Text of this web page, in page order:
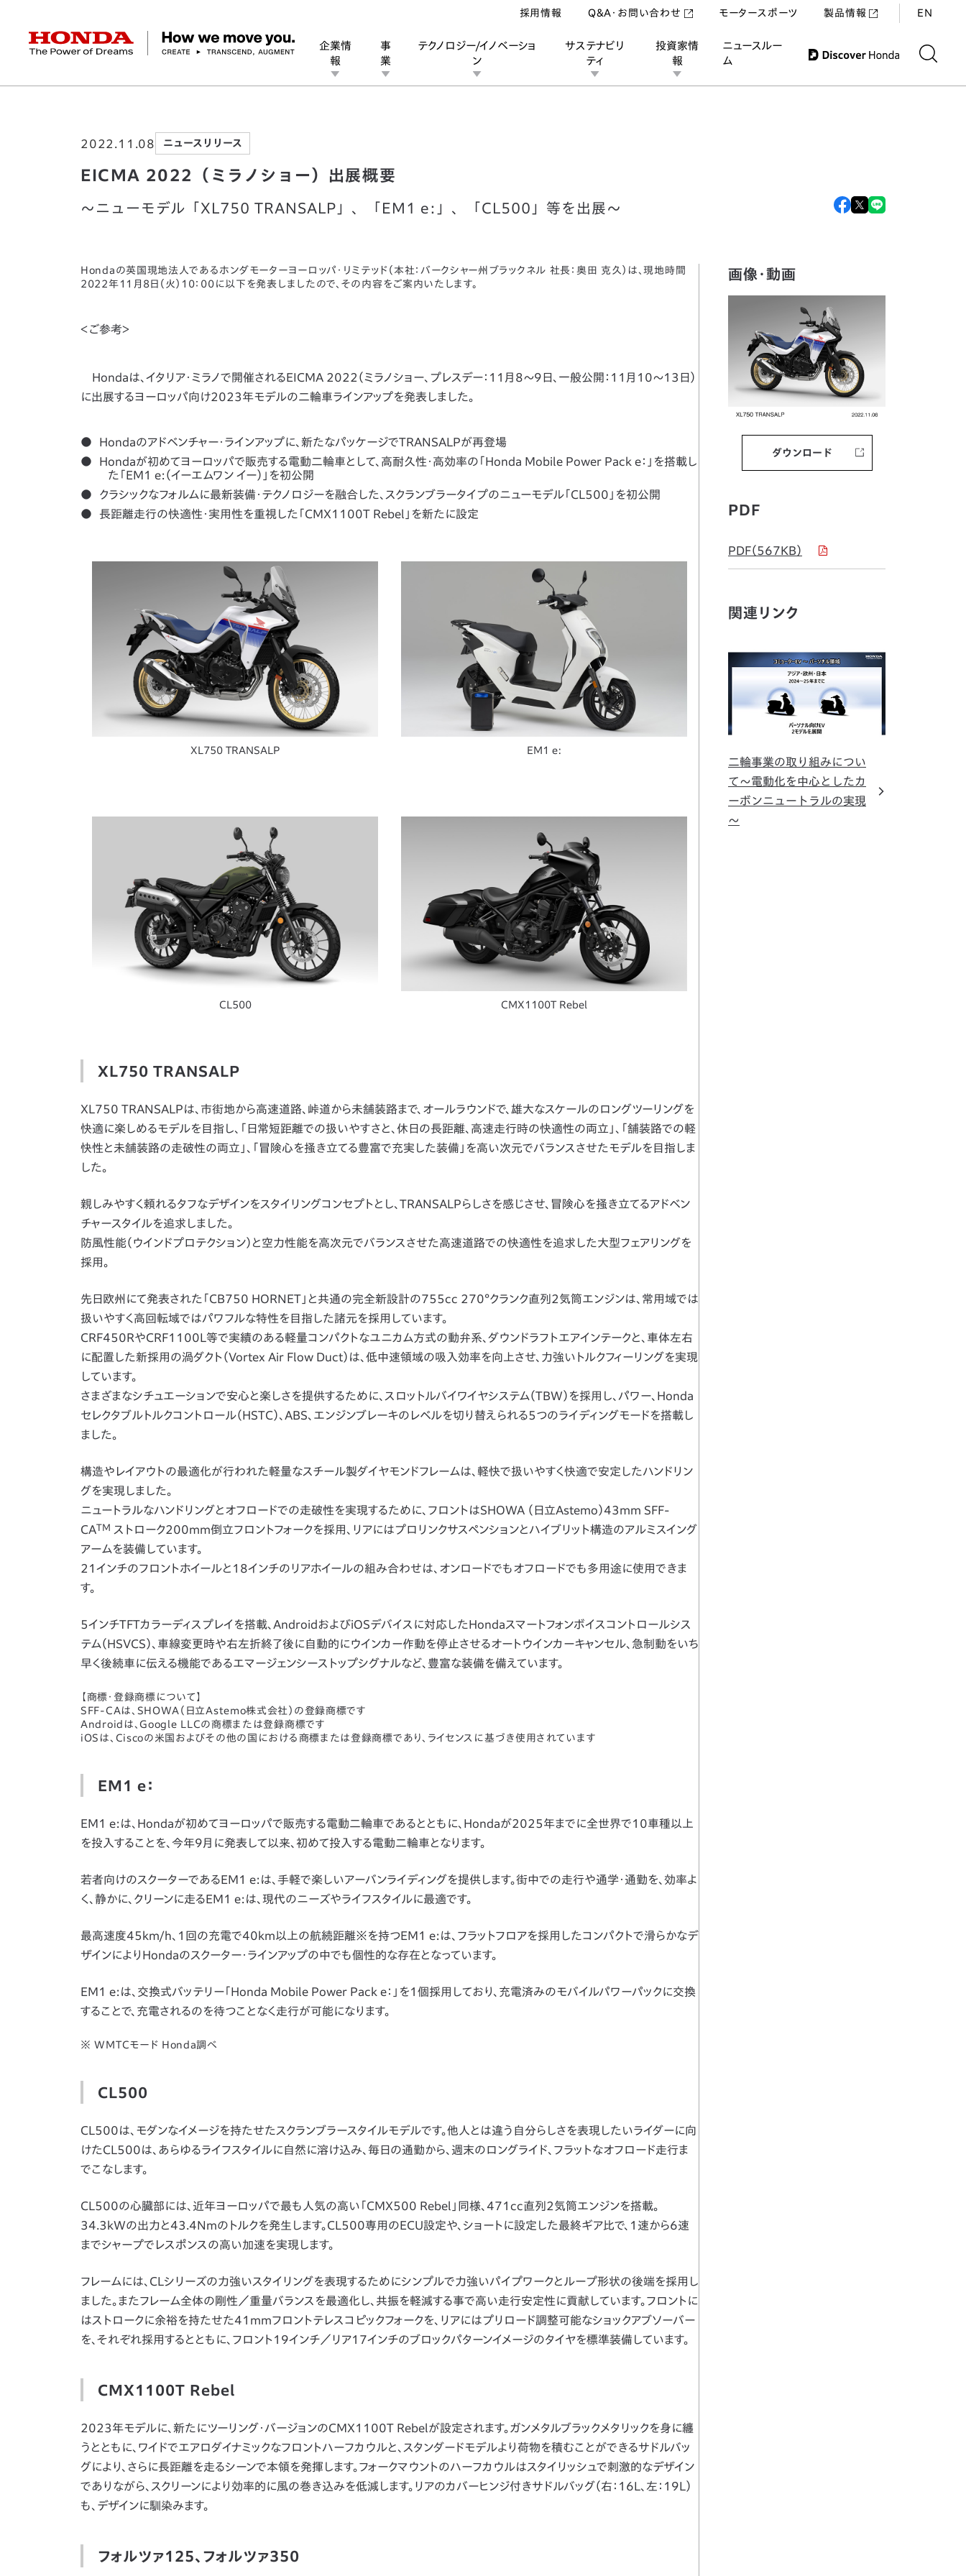
HONDA The Power of Dreams
企業情
報
経営方針 会社概要 ヒストリー
事
業
パワープロダクツ マリン
テクノロジー/イノベーショ
ン
デザイン オープンイノベーション
サステナビリ
ティ
Honda Report 環境 社会
投資家情
報
財務・業績情報 株式・債券情報
ニュースルー
ム
採用情報 Q&A・お問い合わせ モータースポーツ 製品情報 EN
EICMA 2022（ミラノショー）出展概要
2022.11.08 ニュースリリース
EICMA 2022（ミラノショー）出展概要
～ニューモデル「XL750 TRANSALP」、「EM1 e:」、「CL500」等を出展～
Hondaの英国現地法人であるホンダモーターヨーロッパ・リミテッド（本社：バークシャー州ブラックネル 社長：奥田 克久）は、現地時間
2022年11月8日（火）10：00に以下を発表しましたので、その内容をご案内いたします。
＜ご参考＞
Hondaは、イタリア・ミラノで開催されるEICMA 2022（ミラノショー、プレスデー：11月8～9日、一般公開：11月10～13日）
に出展するヨーロッパ向け2023年モデルの二輪車ラインアップを発表しました。
Hondaのアドベンチャー・ラインアップに、新たなパッケージでTRANSALPが再登場
Hondaが初めてヨーロッパで販売する電動二輪車として、高耐久性・高効率の「Honda Mobile Power Pack e：」を搭載し
た「EM1 e:（イーエムワン イー）」を初公開
クラシックなフォルムに最新装備・テクノロジーを融合した、スクランブラータイプのニューモデル「CL500」を初公開
長距離走行の快適性・実用性を重視した「CMX1100T Rebel」を新たに設定
XL750 TRANSALP EM1 e:
CL500 CMX1100T Rebel
XL750 TRANSALP
XL750 TRANSALPは、市街地から高速道路、峠道から未舗装路まで、オールラウンドで、雄大なスケールのロングツーリングを
快適に楽しめるモデルを目指し、「日常短距離での扱いやすさと、休日の長距離、高速走行時の快適性の両立」、「舗装路での軽
快性と未舗装路の走破性の両立」、「冒険心を掻き立てる豊富で充実した装備」を高い次元でバランスさせたモデルを目指しま
した。
親しみやすく頼れるタフなデザインをスタイリングコンセプトとし、TRANSALPらしさを感じさせ、冒険心を掻き立てるアドベン
チャースタイルを追求しました。
防風性能（ウインドプロテクション）と空力性能を高次元でバランスさせた高速道路での快適性を追求した大型フェアリングを
採用。
先日欧州にて発表された「CB750 HORNET」と共通の完全新設計の755cc 270°クランク直列2気筒エンジンは、常用域では
扱いやすく高回転域ではパワフルな特性を目指した諸元を採用しています。
CRF450RやCRF1100L等で実績のある軽量コンパクトなユニカム方式の動弁系、ダウンドラフトエアインテークと、車体左右
に配置した新採用の渦ダクト（Vortex Air Flow Duct）は、低中速領域の吸入効率を向上させ、力強いトルクフィーリングを実現
しています。
さまざまなシチュエーションで安心と楽しさを提供するために、スロットルバイワイヤシステム（TBW）を採用し、パワー、Honda
セレクタブルトルクコントロール（HSTC）、ABS、エンジンブレーキのレベルを切り替えられる5つのライディングモードを搭載し
ました。
構造やレイアウトの最適化が行われた軽量なスチール製ダイヤモンドフレームは、軽快で扱いやすく快適で安定したハンドリン
グを実現しました。
ニュートラルなハンドリングとオフロードでの走破性を実現するために、フロントはSHOWA （日立Astemo）43mm SFF-
CATM ストローク200mm倒立フロントフォークを採用、リアにはプロリンクサスペンションとハイブリット構造のアルミスイング
アームを装備しています。
21インチのフロントホイールと18インチのリアホイールの組み合わせは、オンロードでもオフロードでも多用途に使用できま
す。
5インチTFTカラーディスプレイを搭載、AndroidおよびiOSデバイスに対応したHondaスマートフォンボイスコントロールシス
テム（HSVCS）、車線変更時や右左折終了後に自動的にウインカー作動を停止させるオートウインカーキャンセル、急制動をいち
早く後続車に伝える機能であるエマージェンシーストップシグナルなど、豊富な装備を備えています。
【商標・登録商標について】
SFF-CAは、SHOWA（日立Astemo株式会社）の登録商標です
Androidは、Google LLCの商標または登録商標です
iOSは、Ciscoの米国およびその他の国における商標または登録商標であり、ライセンスに基づき使用されています
EM1 e：
EM1 e:は、Hondaが初めてヨーロッパで販売する電動二輪車であるとともに、Hondaが2025年までに全世界で10車種以上
を投入することを、今年9月に発表して以来、初めて投入する電動二輪車となります。
若者向けのスクーターであるEM1 e:は、手軽で楽しいアーバンライディングを提供します。街中での走行や通学・通勤を、効率よ
く、静かに、クリーンに走るEM1 e:は、現代のニーズやライフスタイルに最適です。
最高速度45km/h、1回の充電で40km以上の航続距離※を持つEM1 e:は、フラットフロアを採用したコンパクトで滑らかなデ
ザインによりHondaのスクーター・ラインアップの中でも個性的な存在となっています。
EM1 e:は、交換式バッテリー「Honda Mobile Power Pack e：」を1個採用しており、充電済みのモバイルパワーパックに交換
することで、充電されるのを待つことなく走行が可能になります。
※ WMTCモード Honda調べ
CL500
CL500は、モダンなイメージを持たせたスクランブラースタイルモデルです。他人とは違う自分らしさを表現したいライダーに向
けたCL500は、あらゆるライフスタイルに自然に溶け込み、毎日の通勤から、週末のロングライド、フラットなオフロード走行ま
でこなします。
CL500の心臓部には、近年ヨーロッパで最も人気の高い「CMX500 Rebel」同様、471cc直列2気筒エンジンを搭載。
34.3kWの出力と43.4Nmのトルクを発生します。CL500専用のECU設定や、ショートに設定した最終ギア比で、1速から6速
までシャープでレスポンスの高い加速を実現します。
フレームには、CLシリーズの力強いスタイリングを表現するためにシンプルで力強いパイプワークとループ形状の後端を採用し
ました。またフレーム全体の剛性／重量バランスを最適化し、共振を軽減する事で高い走行安定性に貢献しています。フロントに
はストロークに余裕を持たせた41mmフロントテレスコピックフォークを、リアにはプリロード調整可能なショックアブソーバー
を、それぞれ採用するとともに、フロント19インチ／リア17インチのブロックパターンイメージのタイヤを標準装備しています。
CMX1100T Rebel
2023年モデルに、新たにツーリング・バージョンのCMX1100T Rebelが設定されます。ガンメタルブラックメタリックを身に纏
うとともに、ワイドでエアロダイナミックなフロントハーフカウルと、スタンダードモデルより荷物を積むことができるサドルバッ
グにより、さらに長距離を走るシーンで本領を発揮します。フォークマウントのハーフカウルはスタイリッシュで刺激的なデザイン
でありながら、スクリーンにより効率的に風の巻き込みを低減します。リアのカバーヒンジ付きサドルバッグ（右：16L、左：19L）
も、デザインに馴染みます。
フォルツァ125、フォルツァ350
画像・動画
ダウンロード
PDF
PDF（567KB）
関連リンク
二輪事業の取り組みについ
て～電動化を中心としたカ
ーボンニュートラルの実現
～